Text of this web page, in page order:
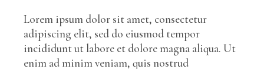
Lorem ipsum dolor sit amet, consectetur
adipiscing elit, sed do eiusmod tempor
incididunt ut labore et dolore magna aliqua. Ut
enim ad minim veniam, quis nostrud